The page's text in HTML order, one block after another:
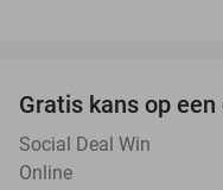
Gratis kans op
Social Deal Win
Online